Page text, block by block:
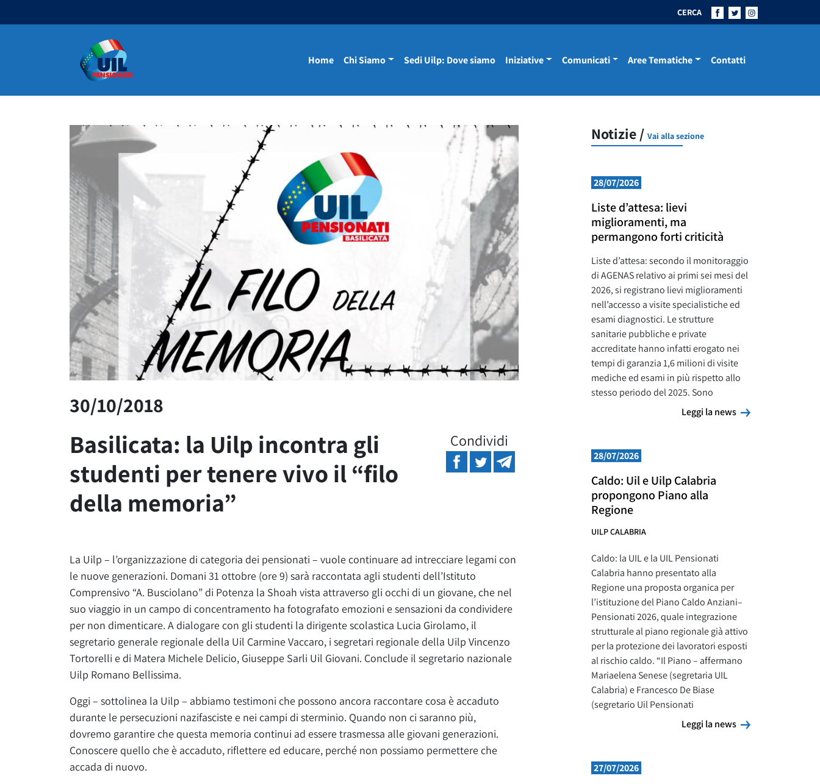
CERCA
Navigazione principale Home Chi Siamo Sedi Uilp: Dove siamo Iniziative Comunicati Aree Tematiche Contatti
30/10/2018
Basilicata: la Uilp incontra gli
studenti per tenere vivo il “filo
della memoria”
Condividi
La Uilp – l’organizzazione di categoria dei pensionati – vuole continuare ad intrecciare legami con
le nuove generazioni. Domani 31 ottobre (ore 9) sarà raccontata agli studenti dell’Istituto
Comprensivo “A. Busciolano” di Potenza la Shoah vista attraverso gli occhi di un giovane, che nel
suo viaggio in un campo di concentramento ha fotografato emozioni e sensazioni da condividere
per non dimenticare. A dialogare con gli studenti la dirigente scolastica Lucia Girolamo, il
segretario generale regionale della Uil Carmine Vaccaro, i segretari regionale della Uilp Vincenzo
Tortorelli e di Matera Michele Delicio, Giuseppe Sarli Uil Giovani. Conclude il segretario nazionale
Uilp Romano Bellissima.
Oggi – sottolinea la Uilp – abbiamo testimoni che possono ancora raccontare cosa è accaduto
durante le persecuzioni nazifasciste e nei campi di sterminio. Quando non ci saranno più,
dovremo garantire che questa memoria continui ad essere trasmessa alle giovani generazioni.
Conoscere quello che è accaduto, riflettere ed educare, perché non possiamo permettere che
accada di nuovo.
Notizie / Vai alla sezione
28/07/2026
Liste d’attesa: lievi
miglioramenti, ma
permangono forti criticità
Liste d’attesa: secondo il monitoraggio
di AGENAS relativo ai primi sei mesi del
2026, si registrano lievi miglioramenti
nell’accesso a visite specialistiche ed
esami diagnostici. Le strutture
sanitarie pubbliche e private
accreditate hanno infatti erogato nei
tempi di garanzia 1,6 milioni di visite
mediche ed esami in più rispetto allo
stesso periodo del 2025. Sono
Leggi la news
Leggi la news
28/07/2026
Caldo: Uil e Uilp Calabria
propongono Piano alla
Regione
UILP CALABRIA
Caldo: la UIL e la UIL Pensionati
Calabria hanno presentato alla
Regione una proposta organica per
l’istituzione del Piano Caldo Anziani–
Pensionati 2026, quale integrazione
strutturale al piano regionale già attivo
per la protezione dei lavoratori esposti
al rischio caldo. “Il Piano – affermano
Mariaelena Senese (segretaria UIL
Calabria) e Francesco De Biase
(segretario Uil Pensionati
Leggi la news
Leggi la news
27/07/2026